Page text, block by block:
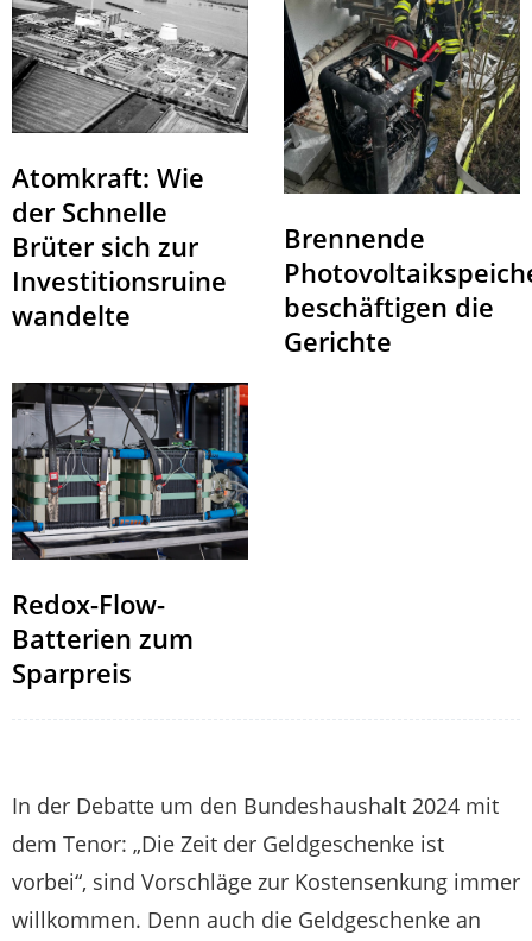
Atomkraft: Wie
der Schnelle
Brüter sich zur
Investitionsruine
wandelte
Brennende
beschäftigen die
Gerichte
Redox-Flow-
Batterien zum
Sparpreis
In der Debatte um den Bundeshaushalt 2024 mit
dem Tenor: „Die Zeit der Geldgeschenke ist
vorbei“, sind Vorschläge zur Kostensenkung immer
willkommen. Denn auch die Geldgeschenke an